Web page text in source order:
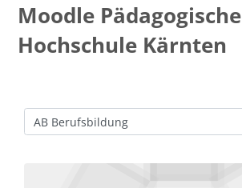
Moodle Pädagogische
Hochschule Kärnten
Kursbereiche